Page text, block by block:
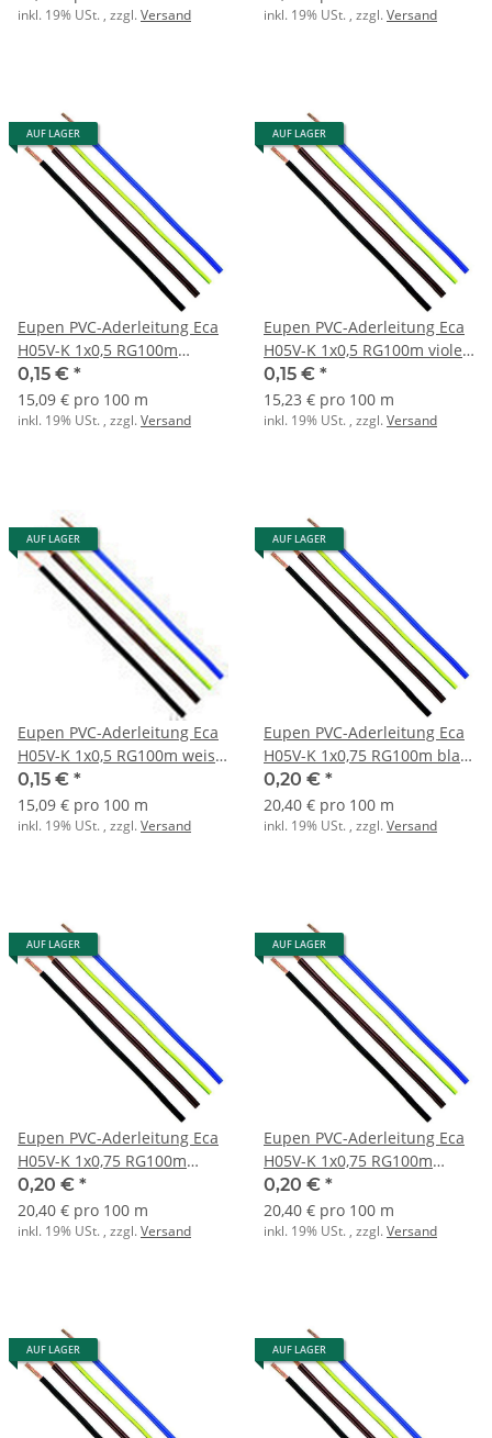
inkl. 19% USt. , zzgl.Versand inkl. 19% USt. , zzgl.Versand
AUF LAGER
Eupen PVC-Aderleitung Eca
H05V-K 1x0,5 RG100m
schwarz
0,15 € *
15,09 € pro 100 m
inkl. 19% USt. , zzgl.Versand
AUF LAGER
Eupen PVC-Aderleitung Eca
H05V-K 1x0,5 RG100m violett
RAL4005
0,15 € *
15,23 € pro 100 m
inkl. 19% USt. , zzgl.Versand
AUF LAGER
Eupen PVC-Aderleitung Eca
H05V-K 1x0,5 RG100m weiss
RAL9010
0,15 € *
15,09 € pro 100 m
inkl. 19% USt. , zzgl.Versand
AUF LAGER
Eupen PVC-Aderleitung Eca
H05V-K 1x0,75 RG100m blau
RAL5003
0,20 € *
20,40 € pro 100 m
inkl. 19% USt. , zzgl.Versand
AUF LAGER
Eupen PVC-Aderleitung Eca
H05V-K 1x0,75 RG100m
braun RAL8003
0,20 € *
20,40 € pro 100 m
inkl. 19% USt. , zzgl.Versand
AUF LAGER
Eupen PVC-Aderleitung Eca
H05V-K 1x0,75 RG100m
dunkelblau RAL5010
0,20 € *
20,40 € pro 100 m
inkl. 19% USt. , zzgl.Versand
AUF LAGER AUF LAGER